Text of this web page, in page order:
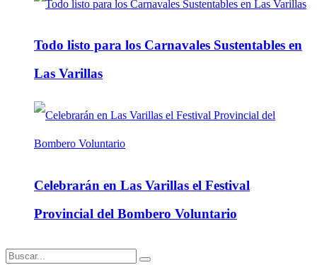
Todo listo para los Carnavales Sustentables en
Las Varillas
Celebrarán en Las Varillas el Festival
Provincial del Bombero Voluntario